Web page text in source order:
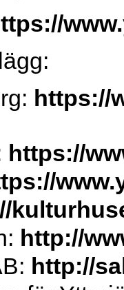
https://
https://
http://
http://